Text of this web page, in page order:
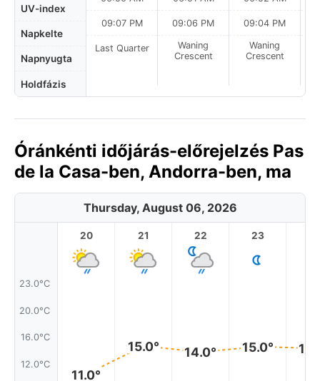
UV-index
Napkelte
Napnyugta
Holdfázis
09:07 PM
Last Quarter
09:06 PM
Waning
Crescent
09:04 PM
Waning
Crescent
Óránkénti időjárás-előrejelzés Pas
de la Casa-ben, Andorra-ben, ma
Thursday, August 06, 2026
23.0°C
20.0°C
16.0°C
12.0°C
20
11.0°
21
15.0°
22
14.0°
23
15.0°